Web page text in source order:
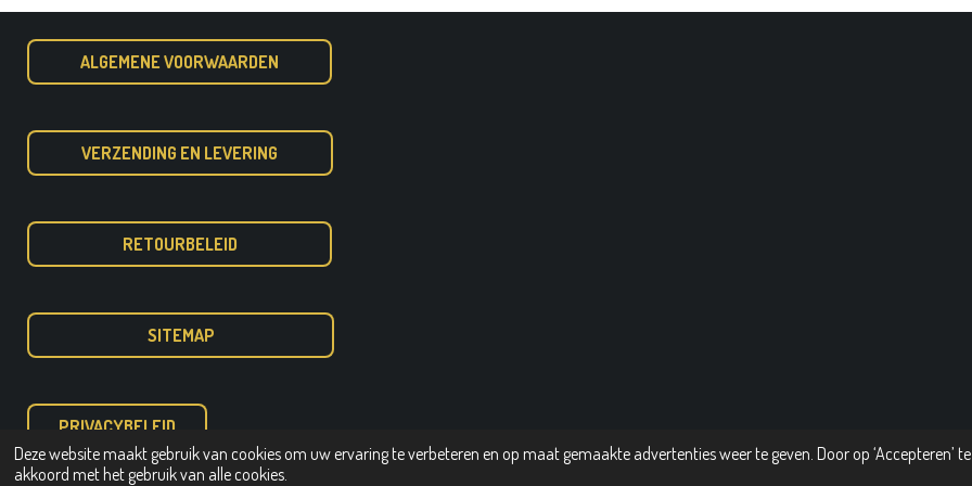
Deze website maakt gebruik van cookies om uw ervaring te verbeteren en op maat gemaakte advertenties weer te geven. Door op ‘Accepteren’
akkoord met het gebruik van alle cookies.
ALGEMENE VOORWAARDEN
VERZENDING EN LEVERING
RETOURBELEID
SITEMAP
PRIVACYBELEID
© 2020 - 2026 Dimatrading pottery Fiberstone potten en bakken